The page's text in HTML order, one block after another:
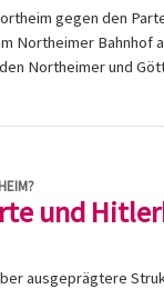
gegen den
Northeimer Bahnhof
Northeimer und
und
ausgeprägtere